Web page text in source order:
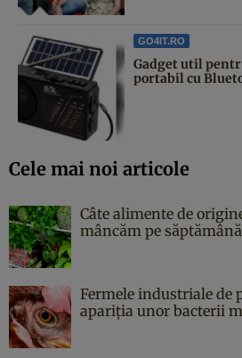
GO4IT.RO
Gadget util
portabil cu
Cele mai noi articole
Câte alimente de
mâncăm pe
Fermele industriale de
apariția unor bacterii